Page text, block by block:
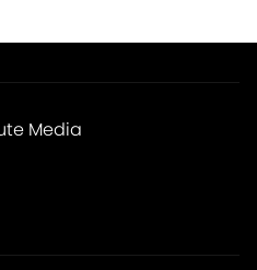
Media